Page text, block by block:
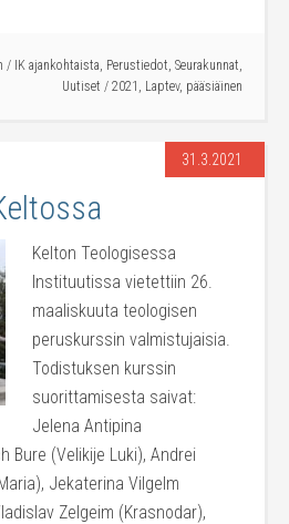
/ IK ajankohtaista, Perustiedot, Seurakunnat,
Uutiset / 2021 , Laptev, pääsiäinen
31.3.2021
Kelton Teologisessa
Instituutissa vietettiin 26.
maaliskuuta teologisen
peruskurssin valmistujaisia.
Todistuksen kurssin
suorittamisesta saivat:
Jelena Antipina
Bure (Velikije Luki), Andrei
Jekaterina Vilgelm
Zelgeim (Krasnodar),